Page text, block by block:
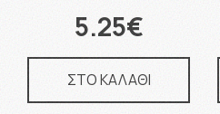
5.25€
ΣΤΟ ΚΑΛΑΘΙ